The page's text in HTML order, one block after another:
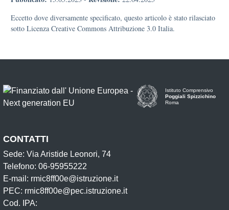
Eccetto dove diversamente specificato, questo articolo è stato rilasciato
sotto Licenza Creative Commons Attribuzione 3.0 Italia.
Istituto Comprensivo
Poggiali Spizzichino
Roma
CONTATTI
Sede: Via Aristide Leonori, 74
Telefono: 06-95955222
E-mail: rmic8ff00e@istruzione.it
PEC: rmic8ff00e@pec.istruzione.it
Cod. IPA: